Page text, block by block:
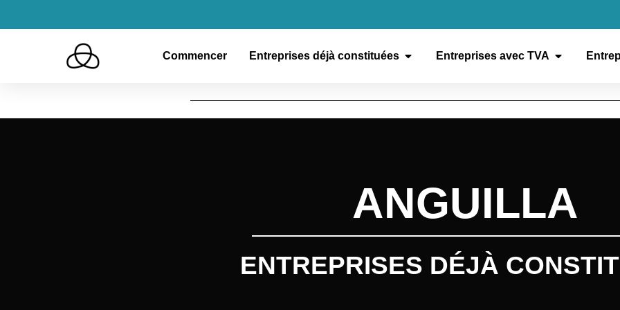
Commencer Entreprises déjà constituées Entreprises avec TVA
ANGUILLA
ENTREPRISES DÉJÀ